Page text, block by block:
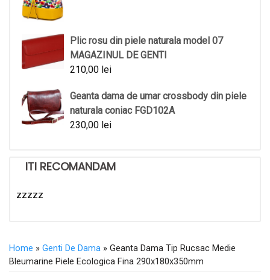
Plic rosu din piele naturala model 07
MAGAZINUL DE GENTI
210,00 lei
Geanta dama de umar crossbody din piele
naturala coniac FGD102A
230,00 lei
ITI RECOMANDAM
zzzzz
Home » Genti De Dama » Geanta Dama Tip Rucsac Medie
Bleumarine Piele Ecologica Fina 290x180x350mm